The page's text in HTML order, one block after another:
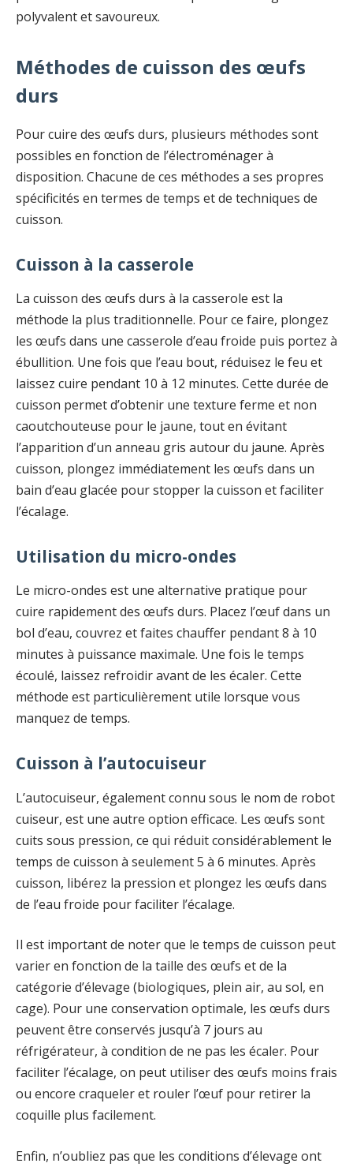
polyvalent et savoureux.
Méthodes de cuisson des œufs
durs
Pour cuire des œufs durs, plusieurs méthodes sont
possibles en fonction de l’électroménager à
disposition. Chacune de ces méthodes a ses propres
spécificités en termes de temps et de techniques de
cuisson.
Cuisson à la casserole
La cuisson des œufs durs à la casserole est la
méthode la plus traditionnelle. Pour ce faire, plongez
les œufs dans une casserole d’eau froide puis portez à
ébullition. Une fois que l’eau bout, réduisez le feu et
laissez cuire pendant 10 à 12 minutes. Cette durée de
cuisson permet d’obtenir une texture ferme et non
caoutchouteuse pour le jaune, tout en évitant
l’apparition d’un anneau gris autour du jaune. Après
cuisson, plongez immédiatement les œufs dans un
bain d’eau glacée pour stopper la cuisson et faciliter
l’écalage.
Utilisation du micro-ondes
Le micro-ondes est une alternative pratique pour
cuire rapidement des œufs durs. Placez l’œuf dans un
bol d’eau, couvrez et faites chauffer pendant 8 à 10
minutes à puissance maximale. Une fois le temps
écoulé, laissez refroidir avant de les écaler. Cette
méthode est particulièrement utile lorsque vous
manquez de temps.
Cuisson à l’autocuiseur
L’autocuiseur, également connu sous le nom de robot
cuiseur, est une autre option efficace. Les œufs sont
cuits sous pression, ce qui réduit considérablement le
temps de cuisson à seulement 5 à 6 minutes. Après
cuisson, libérez la pression et plongez les œufs dans
de l’eau froide pour faciliter l’écalage.
Il est important de noter que le temps de cuisson peut
varier en fonction de la taille des œufs et de la
catégorie d’élevage (biologiques, plein air, au sol, en
cage). Pour une conservation optimale, les œufs durs
peuvent être conservés jusqu’à 7 jours au
réfrigérateur, à condition de ne pas les écaler. Pour
faciliter l’écalage, on peut utiliser des œufs moins frais
ou encore craqueler et rouler l’œuf pour retirer la
coquille plus facilement.
Enfin, n’oubliez pas que les conditions d’élevage ont